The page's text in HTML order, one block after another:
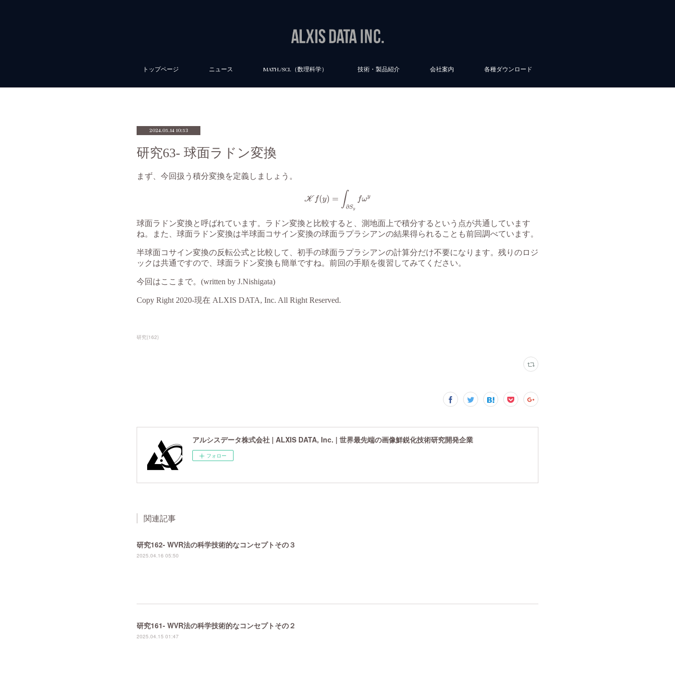
トップページ ニュース MATH./SCI.（数理科学） 技術・製品紹介 会社案内 各種ダウンロード
2024.05.14 10:53
研究63- 球面ラドン変換
研究(162)
アルシスデータ株式会社 | ALXIS DATA, Inc. | 世界最先端の画像鮮鋭化技術研究開発企業
フォロー
関連記事
研究162- WVR法の科学技術的なコンセプトその３
2025.04.16 05:50
研究161- WVR法の科学技術的なコンセプトその２
2025.04.15 01:47